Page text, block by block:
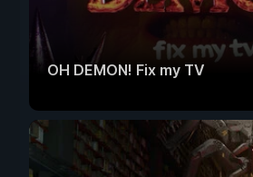
OH DEMON! Fix my TV